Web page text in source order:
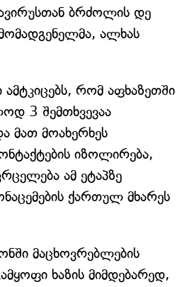
ბრძოლის დე
ალხას
ამტკიცებს, რომ აფხაზეთში
3 შემთხვევაა
მათ მოახერხეს
იზოლირება,
ამ ეტაპზე
ქართულ მხარეს
მაცხოვრებლების
ხაზის მიმდებარედ,